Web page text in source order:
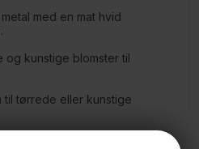
med en mat hvid
kunstige blomster til
til tørrede eller kunstige
med det skjulte ophæng